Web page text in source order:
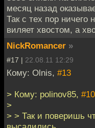
месяц назад
Так с тех пор ничего
виляет хвостом, а
NickRomancer »
#17 | 22.08.11 12:29
Кому: Olnis, #13
> Кому: polinov85, #10
>
> > Так и поверишь